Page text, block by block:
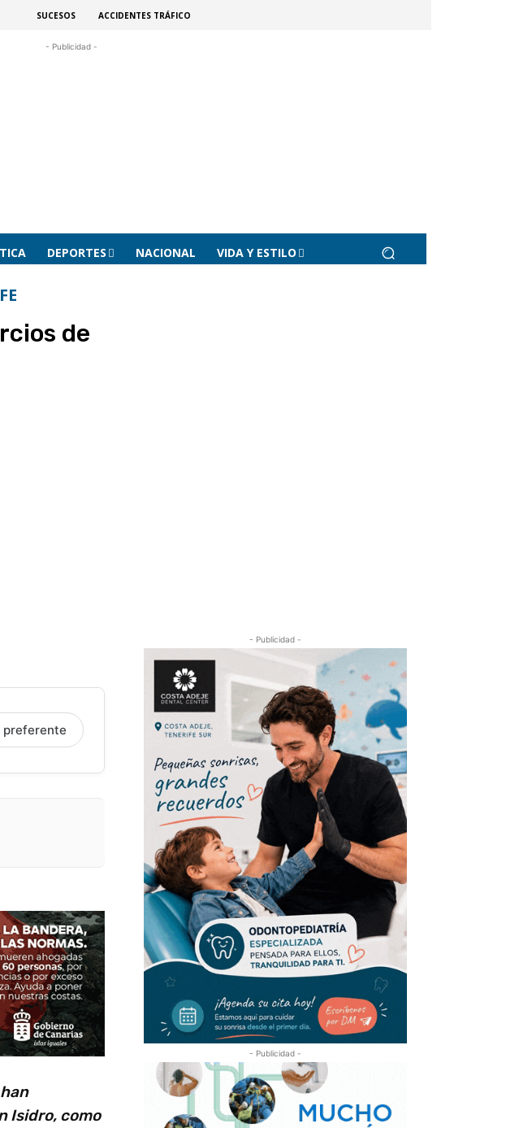
SUCESOS ACCIDENTES TRÁFICO
- Publicidad -
DEPORTES NACIONAL VIDA Y ESTILO
de
preferente
Isidro, como
- Publicidad -
- Publicidad -